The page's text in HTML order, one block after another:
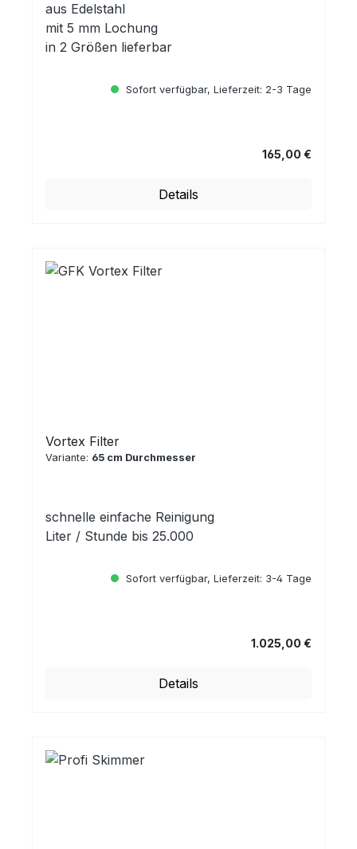
aus Edelstahl
mit 5 mm Lochung
in 2 Größen lieferbar
Sofort verfügbar, Lieferzeit: 2-3 Tage
165,00 €
Details
Vortex Filter
Variante: 65 cm Durchmesser
schnelle einfache Reinigung
Liter / Stunde bis 25.000
Sofort verfügbar, Lieferzeit: 3-4 Tage
1.025,00 €
Details